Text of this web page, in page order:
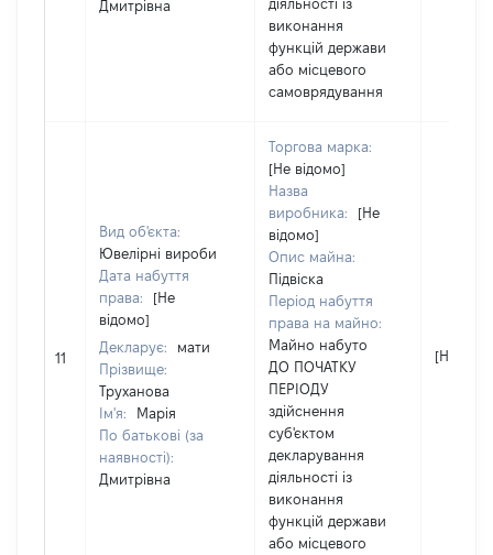
Дмитрівна
діяльності із
виконання
функцій держави
або місцевого
самоврядування
11
Вид об'єкта:
Ювелірні вироби
Дата набуття
права:
[Не
відомо]
Декларує:
мати
Прізвище:
Труханова
Ім'я:
Марія
По батькові (за
наявності):
Дмитрівна
Торгова марка:
[Не відомо]
Назва
виробника:
[Не
відомо]
Опис майна:
Підвіска
Період набуття
права на майно:
Майно набуто
ДО ПОЧАТКУ
ПЕРІОДУ
здійснення
суб'єктом
декларування
діяльності із
виконання
функцій держави
або місцевого
[Не